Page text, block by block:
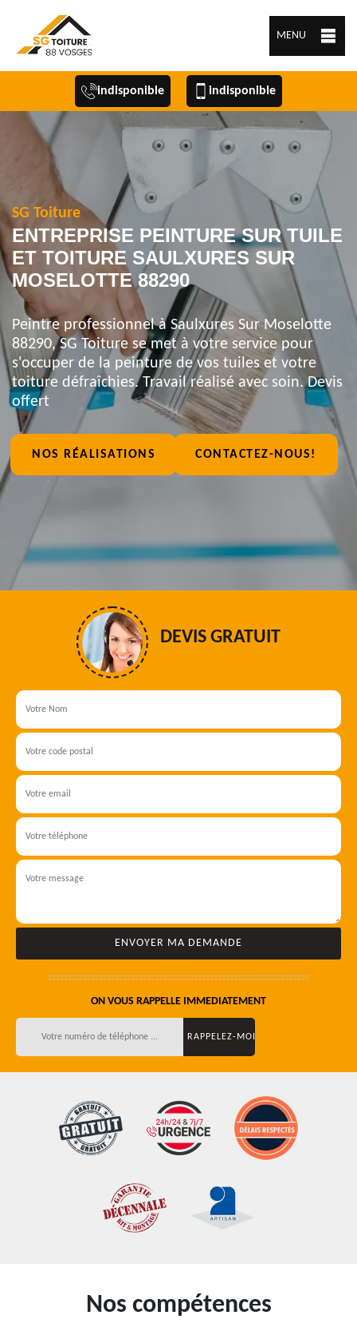
MENU
indisponible indisponible
SG Toiture
ENTREPRISE PEINTURE SUR TUILE
ET TOITURE SAULXURES SUR
MOSELOTTE 88290
Peintre professionnel à Saulxures Sur Moselotte
88290, SG Toiture se met à votre service pour
s'occuper de la peinture de vos tuiles et votre
toiture défraîchies. Travail réalisé avec soin. Devis
offert
NOS RÉALISATIONS CONTACTEZ-NOUS!
DEVIS GRATUIT
ON VOUS RAPPELLE IMMEDIATEMENT
Nos compétences